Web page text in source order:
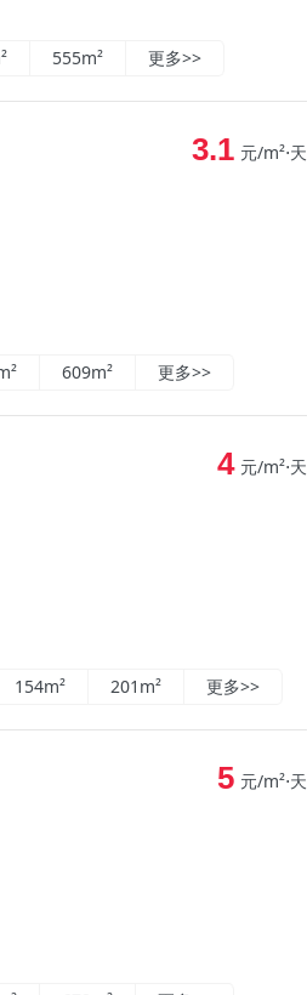
555m² 更多>>
3.1 元/m²⋅天
609m² 更多>>
4 元/m²⋅天
154m² 201m² 更多>>
5 元/m²⋅天